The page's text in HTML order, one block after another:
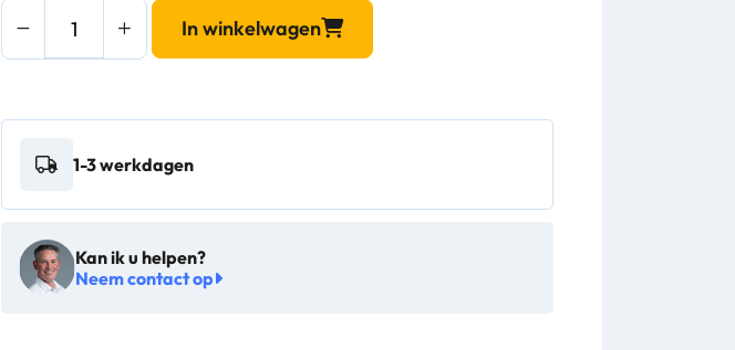
Hygiëne
groen
aantal
In winkelwagen
1-3 werkdagen
Kan ik u helpen?
Neem contact op